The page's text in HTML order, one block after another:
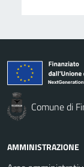
Comune di
AMMINISTRAZIONE